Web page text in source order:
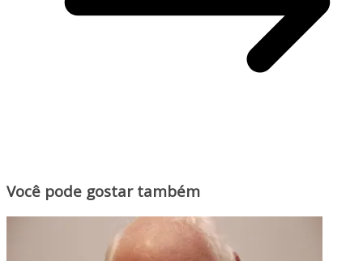
Você pode gostar também